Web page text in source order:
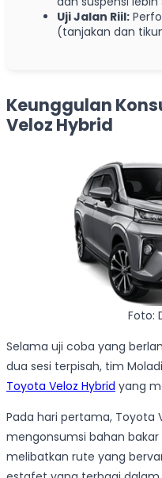
Uji Jalan Riil:
(tanjakan dan
Keunggulan
Veloz Hybrid
Foto:
Selama uji coba yang
dua sesi terpisah, tim
Toyota Veloz Hybrid yang
Pada hari pertama, Toyota
mengonsumsi bahan
melibatkan rute yang